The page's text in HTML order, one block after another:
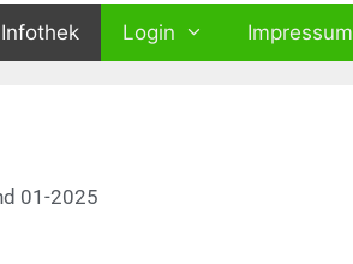
Infothek Login Impressum
01-2025